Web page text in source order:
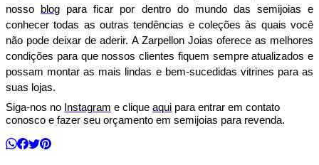
nosso
blog para ficar por dentro do mundo das semijoias e
conhecer todas as outras tendências e coleções às quais você
não pode deixar de aderir. A Zarpellon Joias oferece as melhores
condições para que nossos clientes fiquem sempre atualizados e
possam montar as mais lindas e bem-sucedidas vitrines para as
suas lojas.
Siga-nos no Instagram e clique aqui para entrar em contato
conosco e fazer seu orçamento em semijoias para revenda.